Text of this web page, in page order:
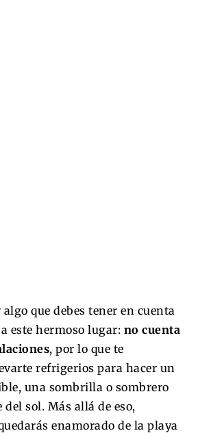
que debes tener en cuenta
este hermoso lugar: no cuenta
, por lo que te
refrigerios para hacer un
una sombrilla o sombrero
sol. Más allá de eso,
enamorado de la playa